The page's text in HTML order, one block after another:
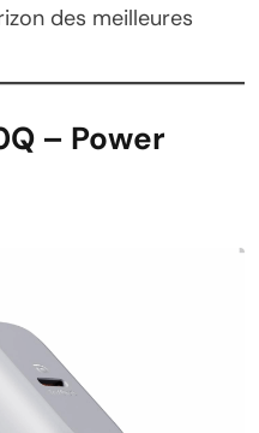
des meilleures
– Power